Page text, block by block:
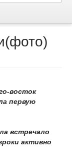
восток
первую
встречало
активно